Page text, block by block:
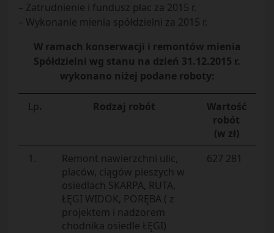
– Zatrudnienie i fundusz płac za 2015 r.
– Wykonanie mienia spółdzielni za 2015 r.
W ramach konserwacji i remontów mienia
Spółdzielni wg stanu na dzień 31.12.2015 r.
wykonano niżej podane roboty:
Lp. Rodzaj robót
Wartość
robót
(w zł)
1.
Remont nawierzchni ulic,
placów, ciągów pieszych w
osiedlach SKARPA, RUTA,
ŁĘGI WIDOK, PORĘBA ( z
projektem i nadzorem
chodnika osiedle ŁĘGI)
627 281